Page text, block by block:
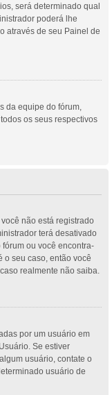
será determinado qual
poderá lhe
através de seu Painel de
da equipe do fórum,
os seus respectivos
não está registrado
terá desativado
ou você encontra-
o seu caso, então você
realmente não saiba.
por um usuário em
Se estiver
usuário, contate o
usuário de